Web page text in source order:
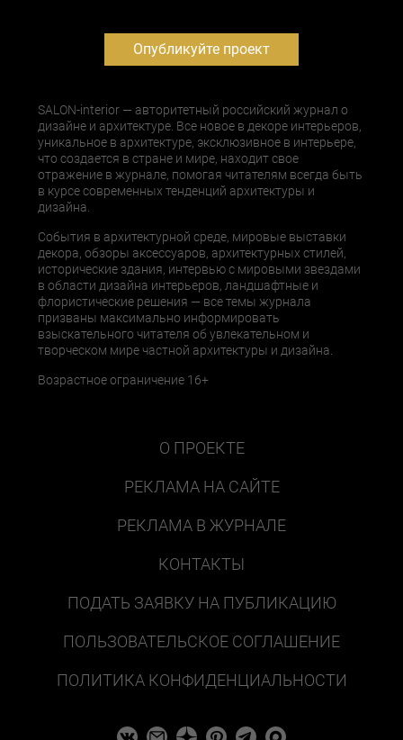
Опубликуйте проект
SALON-interior — авторитетный российский журнал о
дизайне и архитектуре. Все новое в декоре интерьеров,
уникальное в архитектуре, эксклюзивное в интерьере,
что создается в стране и мире, находит свое
отражение в журнале, помогая читателям всегда быть
в курсе современных тенденций архитектуры и
дизайна.
События в архитектурной среде, мировые выставки
декора, обзоры аксессуаров, архитектурных стилей,
исторические здания, интервью с мировыми звездами
в области дизайна интерьеров, ландшафтные и
флористические решения — все темы журнала
призваны максимально информировать
взыскательного читателя об увлекательном и
творческом мире частной архитектуры и дизайна.
Возрастное ограничение 16+
О ПРОЕКТЕ
РЕКЛАМА НА САЙТЕ
РЕКЛАМА В ЖУРНАЛЕ
КОНТАКТЫ
ПОДАТЬ ЗАЯВКУ НА ПУБЛИКАЦИЮ
ПОЛЬЗОВАТЕЛЬСКОЕ СОГЛАШЕНИЕ
ПОЛИТИКА КОНФИДЕНЦИАЛЬНОСТИ